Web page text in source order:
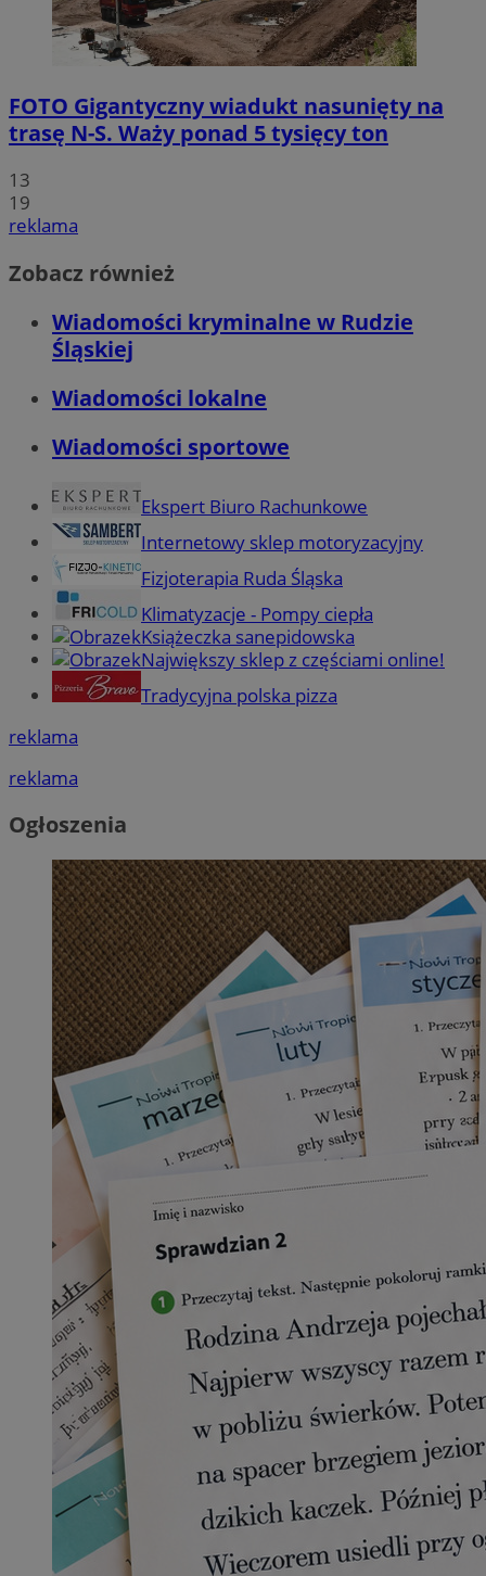
FOTO Gigantyczny wiadukt nasunięty na
trasę N-S. Waży ponad 5 tysięcy ton
13
19
reklama
Zobacz również
Wiadomości kryminalne w Rudzie
Śląskiej
Wiadomości lokalne
Wiadomości sportowe
Ekspert Biuro Rachunkowe
Internetowy sklep motoryzacyjny
Fizjoterapia Ruda Śląska
Klimatyzacje - Pompy ciepła
Książeczka sanepidowska
Największy sklep z częściami online!
Tradycyjna polska pizza
reklama
reklama
Ogłoszenia